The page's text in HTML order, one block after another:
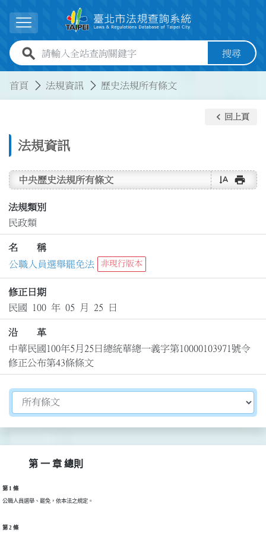
展開選單
全站查詢關鍵字欄位 搜尋
首頁 法規資訊 歷史法規所有條文
法規資訊
keyboard_arrow_left 回上頁
中央歷史法規所有條文 text_rotate_vertical print
法規類別
民政類
名 稱
公職人員選舉罷免法
非現行版本
修正日期
民國 100 年 05 月 25 日
沿 革
中華民國100年5月25日總統華總一義字第10000103971號令
修正公布第43條條文
切換選擇法規資訊內容
第 一 章 總則
第 1 條
公職人員選舉、罷免，依本法之規定。
第 2 條